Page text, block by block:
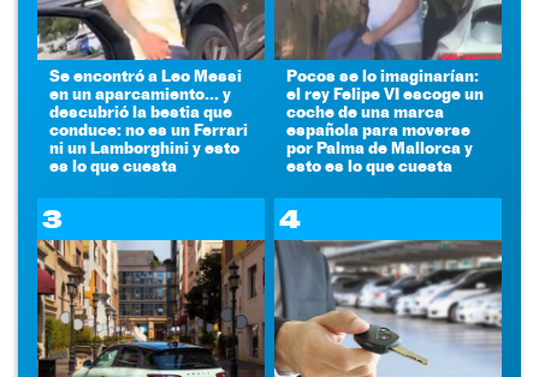
Se encontró a Leo Messi
en un aparcamiento... y
descubrió la bestia que
conduce: no es un Ferrari
ni un Lamborghini y esto
es lo que cuesta
Pocos se lo imaginarían:
el rey Felipe VI escoge un
coche de una marca
española para moverse
por Palma de Mallorca y
esto es lo que cuesta
3 4